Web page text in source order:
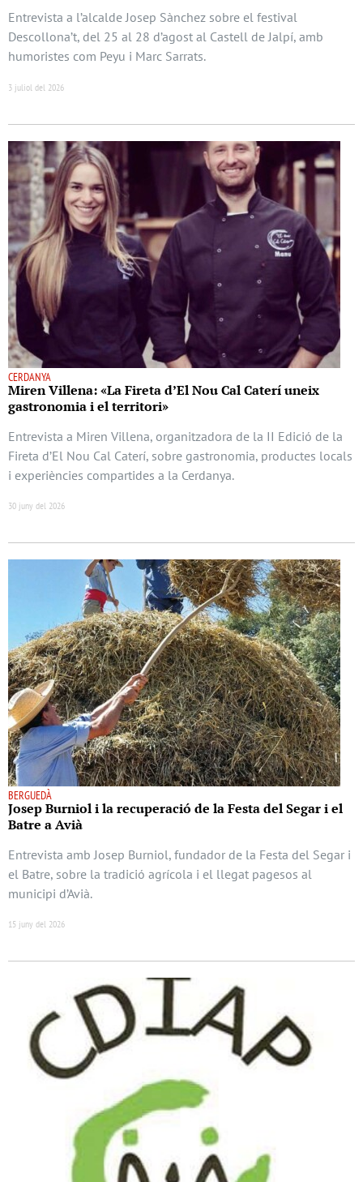
Entrevista a l’alcalde Josep Sànchez sobre el festival
Descollona’t, del 25 al 28 d’agost al Castell de Jalpí, amb
humoristes com Peyu i Marc Sarrats.
3 juliol del 2026
CERDANYA
Miren Villena: «La Fireta d’El Nou Cal Caterí uneix
gastronomia i el territori»
Entrevista a Miren Villena, organitzadora de la II Edició de la
Fireta d’El Nou Cal Caterí, sobre gastronomia, productes locals
i experiències compartides a la Cerdanya.
30 juny del 2026
BERGUEDÀ
Josep Burniol i la recuperació de la Festa del Segar i el
Batre a Avià
Entrevista amb Josep Burniol, fundador de la Festa del Segar i
el Batre, sobre la tradició agrícola i el llegat pagesos al
municipi d’Avià.
15 juny del 2026